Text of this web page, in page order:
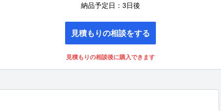
納品予定日：3日後
見積もりの相談をする
見積もりの相談後に購入できます